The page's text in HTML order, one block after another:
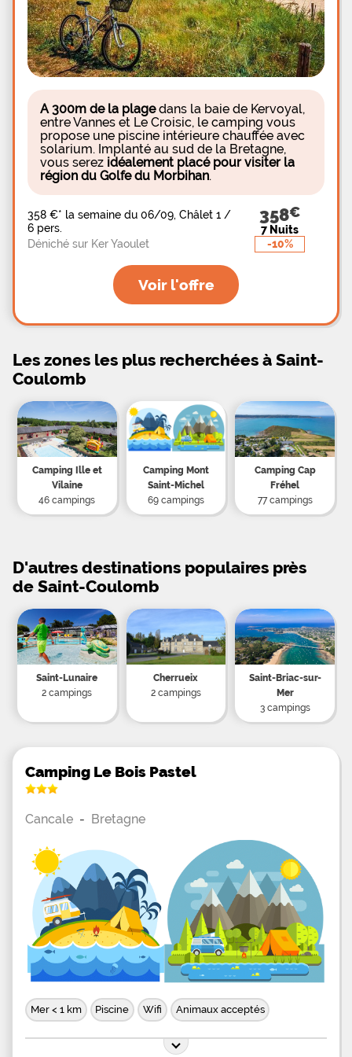
au sein de la commune via son port animé et ses
plages côtières offrant une vue imprenable sur le
Mont Saint-Michel, pratiquez de multiples sports
nautiques à proximité et ne manquez pas d'aller
visiter les belles cités de Saint-Malo (17 km) et
Dinard (21
A 300m de la plagedans la baie de Kervoyal,
entre Vannes et Le Croisic, le camping vous
propose une piscine intérieure chauffée avec
solarium. Implanté au sud de la Bretagne,
vous serez idéalement placé pour visiter la
région du Golfe du Morbihan.
358 €* la semaine du 06/09, Châlet 1 /
6 pers.
Déniché sur Ker Yaoulet
358
7 Nuits
-10%
Voir l'offre
Les zones les plus recherchées à Saint-
Coulomb
Camping Ille et
Vilaine
46 campings
Camping Mont
Saint-Michel
69 campings
Camping Cap
Fréhel
77 campings
D'autres destinations populaires près
de Saint-Coulomb
Saint-Lunaire
2 campings
Cherrueix
2 campings
Saint-Briac-sur-
Mer
3 campings
Camping Le Bois Pastel
Cancale - Bretagne
Mer < 1 km Piscine Wifi Animaux acceptés